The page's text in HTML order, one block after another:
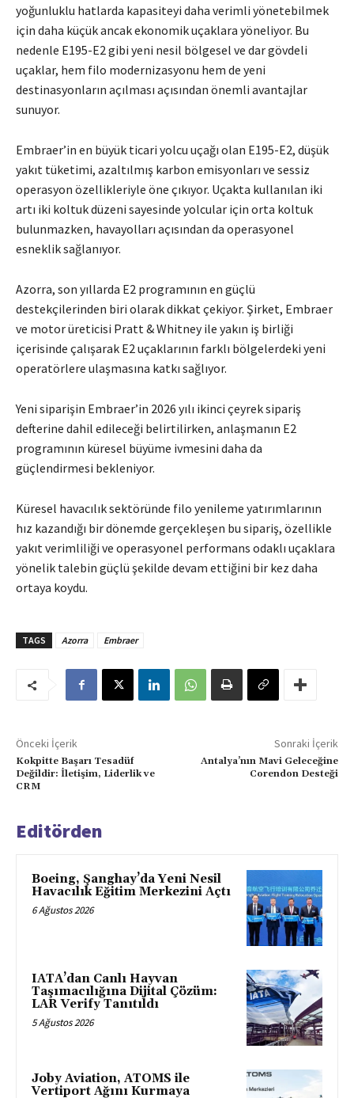
yoğunluklu hatlarda kapasiteyi daha verimli yönetebilmek
için daha küçük ancak ekonomik uçaklara yöneliyor. Bu
nedenle E195-E2 gibi yeni nesil bölgesel ve dar gövdeli
uçaklar, hem filo modernizasyonu hem de yeni
destinasyonların açılması açısından önemli avantajlar
sunuyor.
Embraer’in en büyük ticari yolcu uçağı olan E195-E2, düşük
yakıt tüketimi, azaltılmış karbon emisyonları ve sessiz
operasyon özellikleriyle öne çıkıyor. Uçakta kullanılan iki
artı iki koltuk düzeni sayesinde yolcular için orta koltuk
bulunmazken, havayolları açısından da operasyonel
esneklik sağlanıyor.
Azorra, son yıllarda E2 programının en güçlü
destekçilerinden biri olarak dikkat çekiyor. Şirket, Embraer
ve motor üreticisi Pratt & Whitney ile yakın iş birliği
içerisinde çalışarak E2 uçaklarının farklı bölgelerdeki yeni
operatörlere ulaşmasına katkı sağlıyor.
Yeni siparişin Embraer’in 2026 yılı ikinci çeyrek sipariş
defterine dahil edileceği belirtilirken, anlaşmanın E2
programının küresel büyüme ivmesini daha da
güçlendirmesi bekleniyor.
Küresel havacılık sektöründe filo yenileme yatırımlarının
hız kazandığı bir dönemde gerçekleşen bu sipariş, özellikle
yakıt verimliliği ve operasyonel performans odaklı uçaklara
yönelik talebin güçlü şekilde devam ettiğini bir kez daha
ortaya koydu.
TAGS Azorra Embraer
Önceki İçerik
Kokpitte Başarı Tesadüf
Değildir: İletişim, Liderlik ve
CRM
Sonraki İçerik
Antalya’nın Mavi Geleceğine
Corendon Desteği
Editörden
Boeing, Şanghay’da Yeni Nesil
Havacılık Eğitim Merkezini Açtı
6 Ağustos 2026
IATA’dan Canlı Hayvan
Taşımacılığına Dijital Çözüm:
LAR Verify Tanıtıldı
5 Ağustos 2026
Joby Aviation, ATOMS ile
Vertiport Ağını Kurmaya